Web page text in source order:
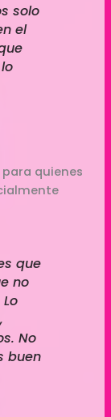
solo
el
quienes
que
no
No
buen